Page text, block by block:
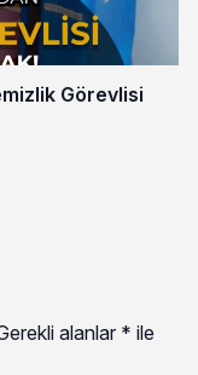
Görevlisi
alanlar * ile